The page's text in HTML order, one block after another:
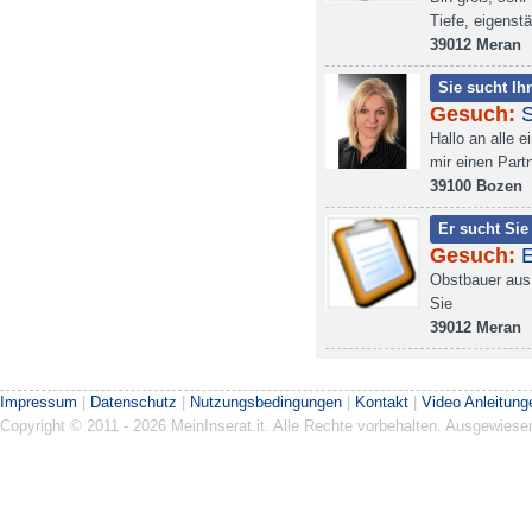
Tiefe,
39012 Meran
Sie sucht
Gesuch:
Hallo an alle
mir einen
39100 Bozen
Er sucht Sie
Gesuch:
Obstbauer
Sie
39012 Meran
Impressum | Datenschutz | Nutzungsbedingungen | Kontakt | Video
Copyright © 2011 - 2026 MeinInserat.it. Alle Rechte vorbehalten.